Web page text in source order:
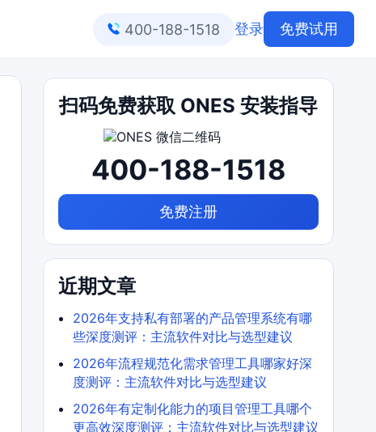
400-188-1518 登录 免费试用
扫码免费获取 ONES 安装指导
400-188-1518
免费注册
近期文章
2026年支持私有部署的产品管理系统有哪
些深度测评：主流软件对比与选型建议
2026年流程规范化需求管理工具哪家好深
度测评：主流软件对比与选型建议
2026年有定制化能力的项目管理工具哪个
更高效深度测评：主流软件对比与选型建议